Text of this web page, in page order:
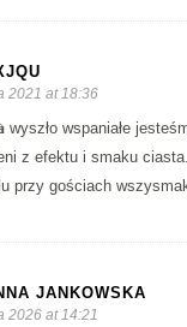
2021 at 18:36
wyszło wspaniałe
z efektu i smaku
przy gościach
JANKOWSKA
2026 at 14:21